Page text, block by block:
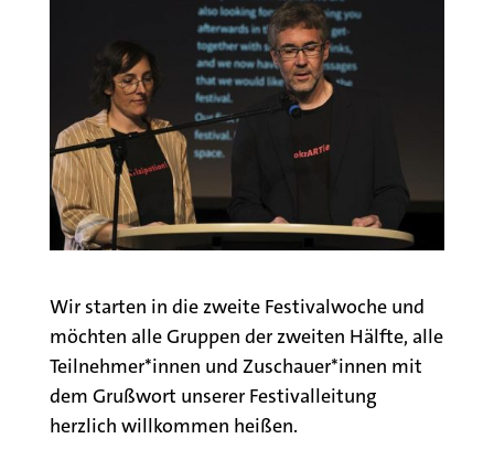
Wir starten in die zweite Festivalwoche und
möchten alle Gruppen der zweiten Hälfte, alle
Teilnehmer*innen und Zuschauer*innen mit
dem Grußwort unserer Festivalleitung
herzlich willkommen heißen.